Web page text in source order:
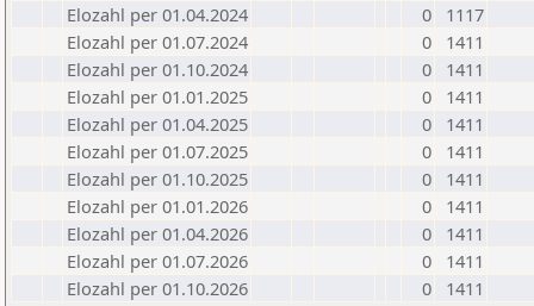
Elozahl per 01.04.2024
0
1117
Elozahl per 01.07.2024
0
1411
Elozahl per 01.10.2024
0
1411
Elozahl per 01.01.2025
0
1411
Elozahl per 01.04.2025
0
1411
Elozahl per 01.07.2025
0
1411
Elozahl per 01.10.2025
0
1411
Elozahl per 01.01.2026
0
1411
Elozahl per 01.04.2026
0
1411
Elozahl per 01.07.2026
0
1411
Elozahl per 01.10.2026
0 1411